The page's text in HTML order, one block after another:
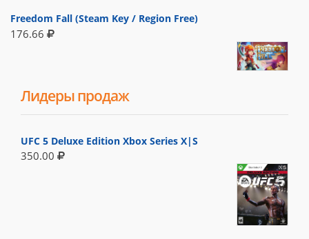
Freedom Fall (Steam Key / Region Free)
176.66
Лидеры продаж
UFC 5 Deluxe Edition Xbox Series X|S
350.00